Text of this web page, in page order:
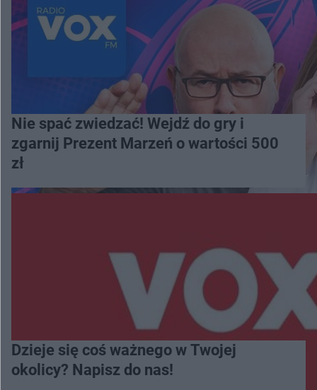
Nie spać zwiedzać! Wejdź do gry i
zgarnij Prezent Marzeń o wartości 500
zł
Dzieje się coś ważnego w Twojej
okolicy? Napisz do nas!